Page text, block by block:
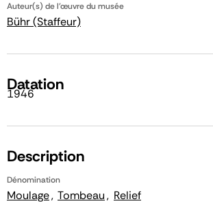
Auteur(s) de l'œuvre du musée
Bühr (Staffeur)
Datation
1946
Description
Dénomination
Moulage Tombeau Relief